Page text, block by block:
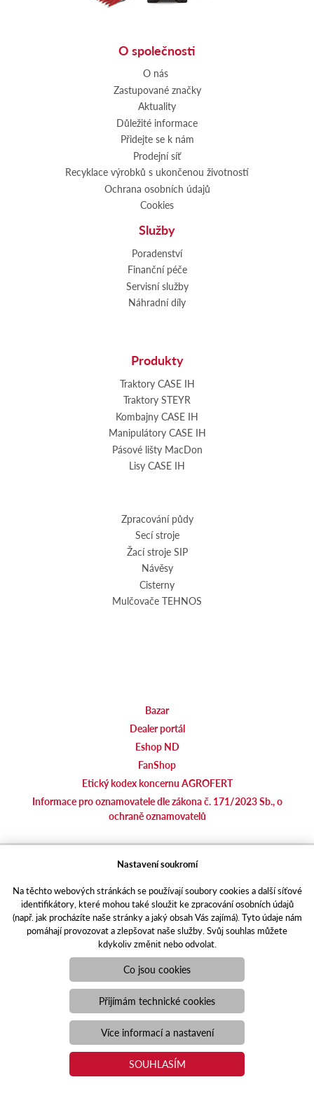
O společnosti
O nás
Zastupované značky
Aktuality
Důležité informace
Přidejte se k nám
Prodejní síť
Recyklace výrobků s ukončenou životností
Ochrana osobních údajů
Cookies
Služby
Poradenství
Finanční péče
Servisní služby
Náhradní díly
Produkty
Traktory CASE IH
Traktory STEYR
Kombajny CASE IH
Manipulátory CASE IH
Pásové lišty MacDon
Lisy CASE IH
Zpracování půdy
Secí stroje
Žací stroje SIP
Návěsy
Cisterny
Mulčovače TEHNOS
Bazar
Dealer portál
Eshop ND
FanShop
Etický kodex koncernu AGROFERT
Informace pro oznamovatele dle zákona č. 171/2023 Sb., o
ochraně oznamovatelů
Responzivní webPuxdesign | agrics.cz © 2021
Toto jsou internetové stránky společnosti AGRI CS a. s., se sídlem
v Hustopečích, Hybešova 14, PSČ 69301, IČO 26243334,
zapsané v OR vedeném Krajským soudem v Brně, oddíl B, vložka
3582. Společnost AGRI CS a.s. je členem koncernu AGROFERT
řízeného společností AGROFERT, a.s., IČO 26185610, se sídlem
na adrese Pyšelská 2327/2, Chodov, 149 00 Praha 4.
agrotec.cz
portal.caseklub.cz
shop.agrics.cz
traktorbazar.cz
eshop.agrics.cz/cs
a-finance.cz
Nastavení soukromí
Na těchto webových stránkách se používají soubory cookies a další síťové
identifikátory, které mohou také sloužit ke zpracování osobních údajů
(např. jak procházíte naše stránky a jaký obsah Vás zajímá). Tyto údaje nám
pomáhají provozovat a zlepšovat naše služby. Svůj souhlas můžete
kdykoliv změnit nebo odvolat.
Co jsou cookies
Přijímám technické cookies
Více informací a nastavení
SOUHLASÍM